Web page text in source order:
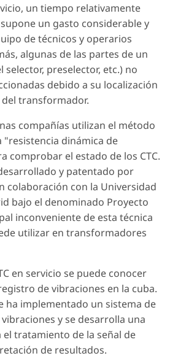
un tiempo relativamente
un gasto considerable y
de técnicos y operarios
algunas de las partes de un
selector, preselector, etc.) no
debido a su localización
transformador.
compañías utilizan el método
"resistencia dinámica de
comprobar el estado de los CTC.
y patentado por
colaboración con la Universidad
bajo el denominado Proyecto
inconveniente de esta técnica
utilizar en transformadores
en servicio se puede conocer
de vibraciones en la cuba.
ha implementado un sistema de
y se desarrolla una
tratamiento de la señal de
de resultados.